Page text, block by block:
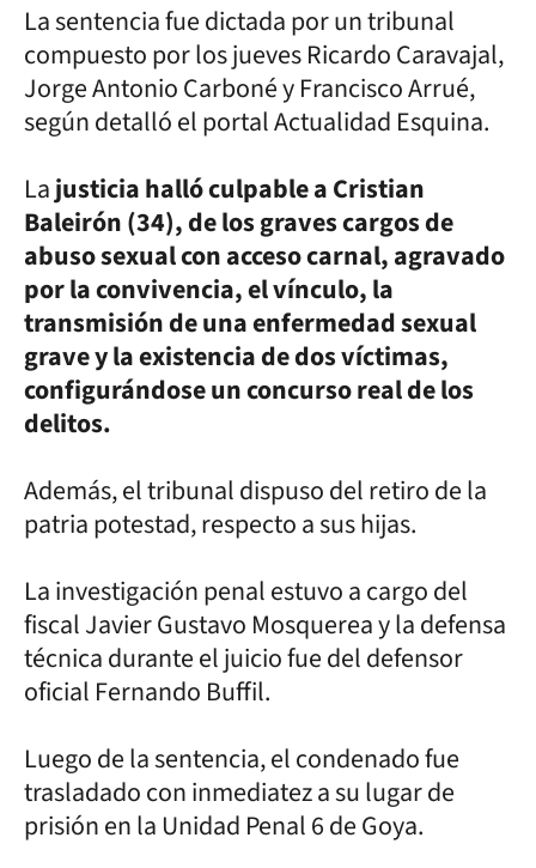
La sentencia fue dictada por un tribunal
compuesto por los jueves Ricardo Caravajal,
Jorge Antonio Carboné y Francisco Arrué,
según detalló el portal Actualidad Esquina.
Lajusticia halló culpable a Cristian
Baleirón (34), de los graves cargos de
abuso sexual con acceso carnal, agravado
por la convivencia, el vínculo, la
transmisión de una enfermedad sexual
grave y la existencia de dos víctimas,
configurándose un concurso real de los
delitos.
Además, el tribunal dispuso del retiro de la
patria potestad, respecto a sus hijas.
La investigación penal estuvo a cargo del
fiscal Javier Gustavo Mosquerea y la defensa
técnica durante el juicio fue del defensor
oficial Fernando Buffil.
Luego de la sentencia, el condenado fue
trasladado con inmediatez a su lugar de
prisión en la Unidad Penal 6 de Goya.